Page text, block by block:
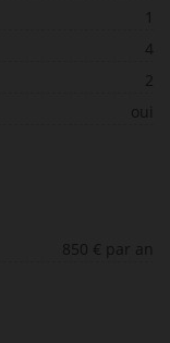
4
2
oui
850 € par an